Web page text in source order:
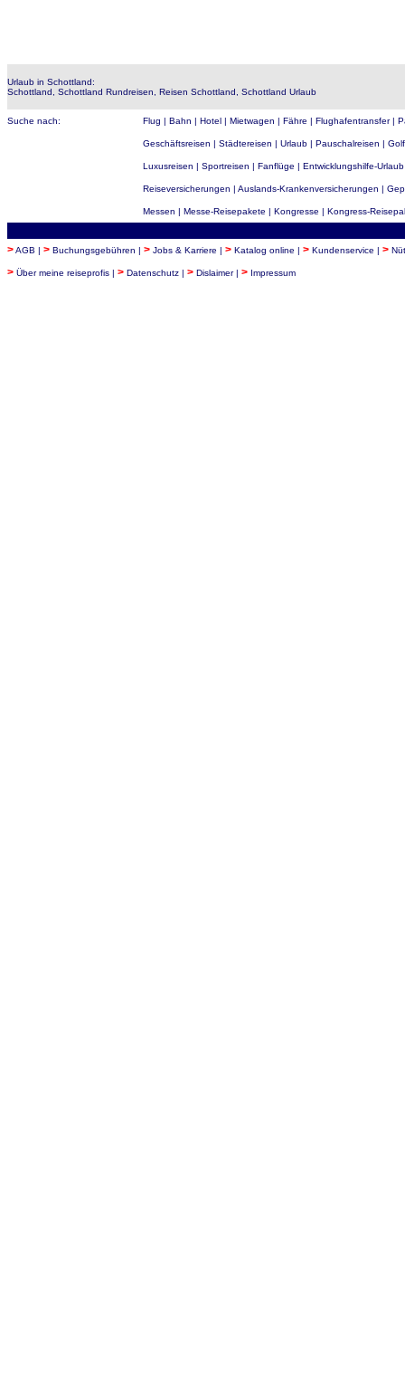
Urlaub in Schottland:
Schottland, Schottland Rundreisen, Reisen Schottland, Schottland Urlaub
Suche nach: Flug | Bahn | Hotel | Mietwagen | Fähre | Flughafentransfer|
Geschäftsreisen | Städtereisen | Urlaub | Pauschalreisen |
Luxusreisen | Sportreisen | Fanflüge | Entwicklungshilfe-Urlaub
Reiseversicherungen | Auslands-Krankenversicherungen |
Messen | Messe-Reisepakete | Kongresse | Kongress-
>AGB | > Buchungsgebühren | > Jobs & Karriere | > Katalog online | > Kundenservice | >
> Über meine reiseprofis | > Datenschutz | > Dislaimer | > Impressum